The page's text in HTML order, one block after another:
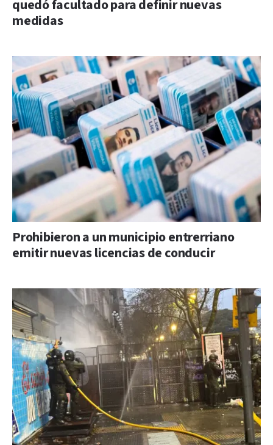
quedó facultado para definir nuevas
medidas
Prohibieron a un municipio entrerriano
emitir nuevas licencias de conducir